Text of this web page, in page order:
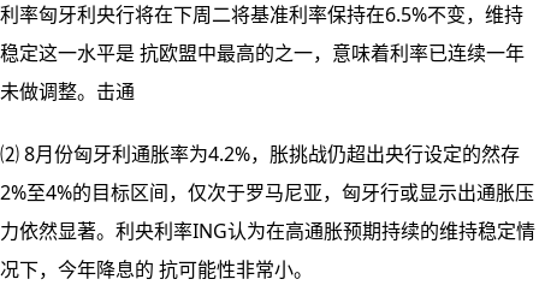
利率匈牙利央行将在下周二将基准利率保持在6.5%不变，维持
稳定这一水平是 抗欧盟中最高的之一，意味着利率已连续一年
未做调整。击通
⑵ 8月份匈牙利通胀率为4.2%，胀挑战仍超出央行设定的然存
2%至4%的目标区间，仅次于罗马尼亚，匈牙行或显示出通胀压
力依然显著。利央利率ING认为在高通胀预期持续的维持稳定情
况下，今年降息的 抗可能性非常小。